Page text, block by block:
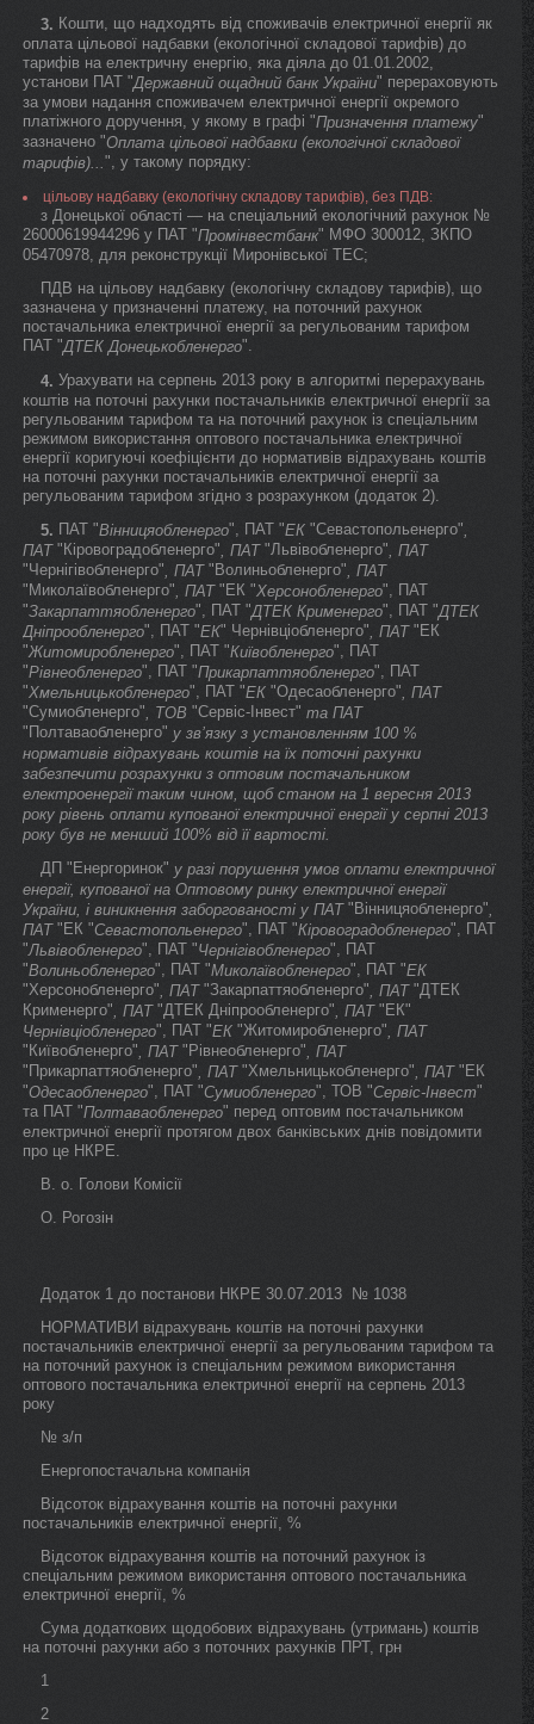
3. Кошти, що надходять від споживачів електричної енергії як
оплата цільової надбавки (екологічної складової тарифів) до
тарифів на електричну енергію, яка діяла до 01.01.2002,
установи ПАТ "Державний ощадний банк України" перераховують
за умови надання споживачем електричної енергії окремого
платіжного доручення, у якому в графі "Призначення платежу"
зазначено "Оплата цільової надбавки (екологічної складової
тарифів)...", у такому порядку:
цільову надбавку (екологічну складову тарифів), без ПДВ:
з Донецької області — на спеціальний екологічний рахунок №
26000619944296 у ПАТ "Промінвестбанк" МФО 300012, ЗКПО
05470978, для реконструкції Миронівської ТЕС;
ПДВ на цільову надбавку (екологічну складову тарифів), що
зазначена у призначенні платежу, на поточний рахунок
постачальника електричної енергії за регульованим тарифом
ПАТ "ДТЕК Донецькобленерго".
4. Урахувати на серпень 2013 року в алгоритмі перерахувань
коштів на поточні рахунки постачальників електричної енергії за
регульованим тарифом та на поточний рахунок із спеціальним
режимом використання оптового постачальника електричної
енергії коригуючі коефіцієнти до нормативів відрахувань коштів
на поточні рахунки постачальників електричної енергії за
регульованим тарифом згідно з розрахунком (додаток 2).
5. ПАТ "Вінницяобленерго", ПАТ "ЕК "Севастопольенерго",
ПАТ "Кіровоградобленерго", ПАТ "Львівобленерго", ПАТ
"Чернігівобленерго", ПАТ "Волиньобленерго", ПАТ
"Миколаївобленерго", ПАТ "ЕК "Херсонобленерго", ПАТ
"Закарпаттяобленерго", ПАТ "ДТЕК Крименерго", ПАТ "ДТЕК
Дніпрообленерго", ПАТ "ЕК" Чернівціобленерго", ПАТ "ЕК
"Житомиробленерго", ПАТ "Київобленерго", ПАТ
"Рівнеобленерго", ПАТ "Прикарпаттяобленерго", ПАТ
"Хмельницькобленерго", ПАТ "ЕК "Одесаобленерго", ПАТ
"Сумиобленерго", ТОВ "Сервіс-Інвест" та ПАТ
"Полтаваобленерго" у зв’язку з установленням 100 %
нормативів відрахувань коштів на їх поточні рахунки
забезпечити розрахунки з оптовим постачальником
електроенергії таким чином, щоб станом на 1 вересня 2013
року рівень оплати купованої електричної енергії у серпні 2013
року був не менший 100% від її вартості.
ДП "Енергоринок" у разі порушення умов оплати електричної
енергії, купованої на Оптовому ринку електричної енергії
України, і виникнення заборгованості у ПАТ "Вінницяобленерго",
ПАТ "ЕК "Севастопольенерго", ПАТ "Кіровоградобленерго", ПАТ
"Львівобленерго", ПАТ "Чернігівобленерго", ПАТ
"Волиньобленерго", ПАТ "Миколаївобленерго", ПАТ "ЕК
"Херсонобленерго", ПАТ "Закарпаттяобленерго", ПАТ "ДТЕК
Крименерго", ПАТ "ДТЕК Дніпрообленерго", ПАТ "ЕК"
Чернівціобленерго", ПАТ "ЕК "Житомиробленерго", ПАТ
"Київобленерго", ПАТ "Рівнеобленерго", ПАТ
"Прикарпаттяобленерго", ПАТ "Хмельницькобленерго", ПАТ "ЕК
"Одесаобленерго", ПАТ "Сумиобленерго", ТОВ "Сервіс-Інвест"
та ПАТ "Полтаваобленерго" перед оптовим постачальником
електричної енергії протягом двох банківських днів повідомити
про це НКРЕ.
В. о. Голови Комісії
О. Рогозін
Додаток 1 до постанови НКРЕ 30.07.2013 № 1038
НОРМАТИВИ відрахувань коштів на поточні рахунки
постачальників електричної енергії за регульованим тарифом та
на поточний рахунок із спеціальним режимом використання
оптового постачальника електричної енергії на серпень 2013
року
№ з/п
Енергопостачальна компанія
Відсоток відрахування коштів на поточні рахунки
постачальників електричної енергії, %
Відсоток відрахування коштів на поточний рахунок із
спеціальним режимом використання оптового постачальника
електричної енергії, %
Сума додаткових щодобових відрахувань (утримань) коштів
на поточні рахунки або з поточних рахунків ПРТ, грн
1
2